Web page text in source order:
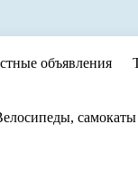
объявления
самокаты